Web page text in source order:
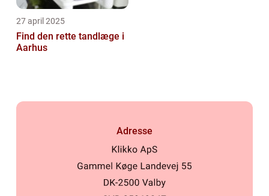
27 april 2025
Find den rette tandlæge i
Aarhus
Adresse